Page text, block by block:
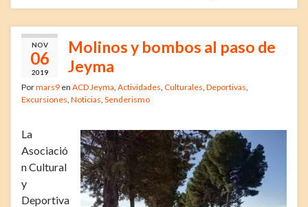
NOV
06
2019
Molinos y bombos al paso de
Jeyma
Pormars9 en ACD Jeyma Actividades Culturales Deportivas
Excursiones Noticias Senderismo
La
Asociació
n Cultural
y
Deportiva